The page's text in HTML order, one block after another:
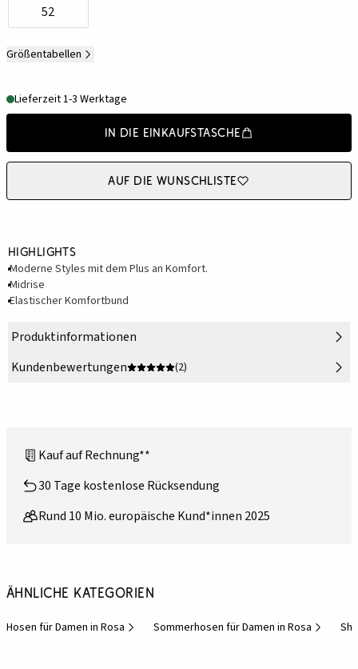
52
Größentabellen
Lieferzeit 1-3 Werktage
In die Einkaufstasche
Auf die Wunschliste
Highlights
Moderne Styles mit dem Plus an Komfort.
Midrise
Elastischer Komfortbund
Produktinformationen
Kundenbewertungen
(2)
Kauf auf Rechnung**
30 Tage kostenlose Rücksendung
Rund 10 Mio. europäische Kund*innen 2025
Ähnliche Kategorien
Hosen für Damen in Rosa Sommerhosen für Damen in Rosa